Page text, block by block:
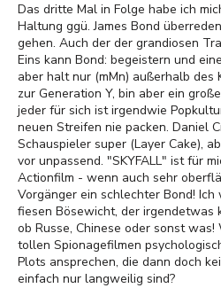
Das dritte Mal in Folge habe ich
Haltung ggü. James Bond
gehen. Auch der der grandiosen
Eins kann Bond: begeistern und
aber halt nur (mMn) außerhalb des
zur Generation Y, bin aber ein
jeder für sich ist irgendwie
neuen Streifen nie packen. Daniel
Schauspieler super (Layer Cake),
vor unpassend. "SKYFALL" ist für
Actionfilm - wenn auch sehr
Vorgänger ein schlechter Bond!
fiesen Bösewicht, der
ob Russe, Chinese oder sonst was!
tollen Spionagefilmen
Plots ansprechen, die dann doch
einfach nur langweilig sind?